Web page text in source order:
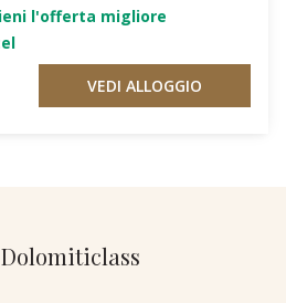
l'offerta migliore
VEDI ALLOGGIO